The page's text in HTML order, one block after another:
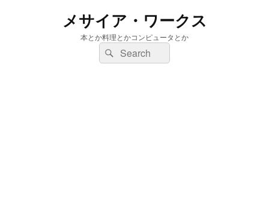
メサイア・ワークス
本とか料理とかコンピュータとか
検
索:
検
索